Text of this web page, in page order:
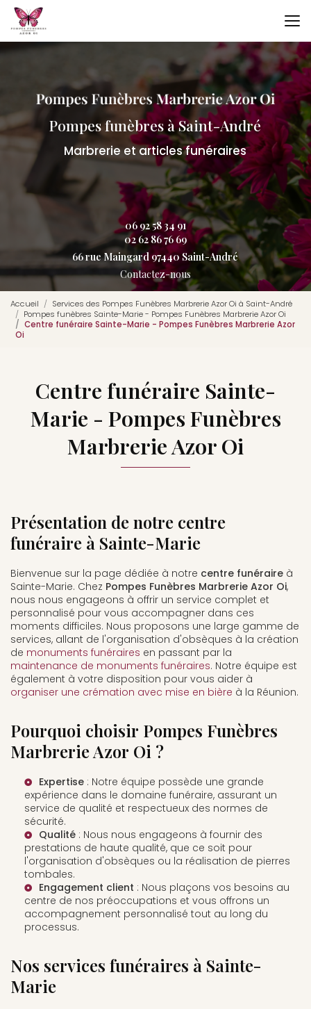
Aller
contenu
principal
Pompes funèbres à Saint-André
Marbrerie et articles funéraires
06 92 58 34 91
02 62 86 76 69
66 rue Maingard 97440 Saint-André
Contactez-nous
Accueil
Services des Pompes Funèbres Marbrerie Azor Oi à Saint-André
Pompes funèbres Sainte-Marie - Pompes Funèbres Marbrerie Azor Oi
Centre funéraire Sainte-Marie - Pompes Funèbres Marbrerie Azor
Oi
Centre funéraire Sainte-
Marie - Pompes Funèbres
Marbrerie Azor Oi
Présentation de notre centre
funéraire à Sainte-Marie
Bienvenue sur la page dédiée à notre centre funéraire à
Sainte-Marie. Chez Pompes Funèbres Marbrerie Azor Oi,
nous nous engageons à offrir un service complet et
personnalisé pour vous accompagner dans ces
moments difficiles. Nous proposons une large gamme de
services, allant de l'organisation d'obsèques à la création
de monuments funéraires en passant par la
maintenance de monuments funéraires. Notre équipe est
également à votre disposition pour vous aider à
organiser une crémation avec mise en bière à la Réunion.
Pourquoi choisir Pompes Funèbres
Marbrerie Azor Oi ?
Expertise : Notre équipe possède une grande
expérience dans le domaine funéraire, assurant un
service de qualité et respectueux des normes de
sécurité.
Qualité : Nous nous engageons à fournir des
prestations de haute qualité, que ce soit pour
l'organisation d'obsèques ou la réalisation de pierres
tombales.
Engagement client : Nous plaçons vos besoins au
centre de nos préoccupations et vous offrons un
accompagnement personnalisé tout au long du
processus.
Nos services funéraires à Sainte-
Marie